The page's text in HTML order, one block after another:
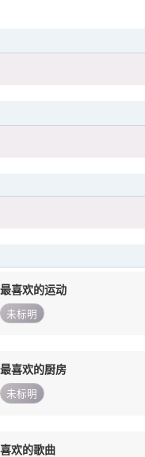
最喜欢的运动
未标明
最喜欢的厨房
未标明
喜欢的歌曲